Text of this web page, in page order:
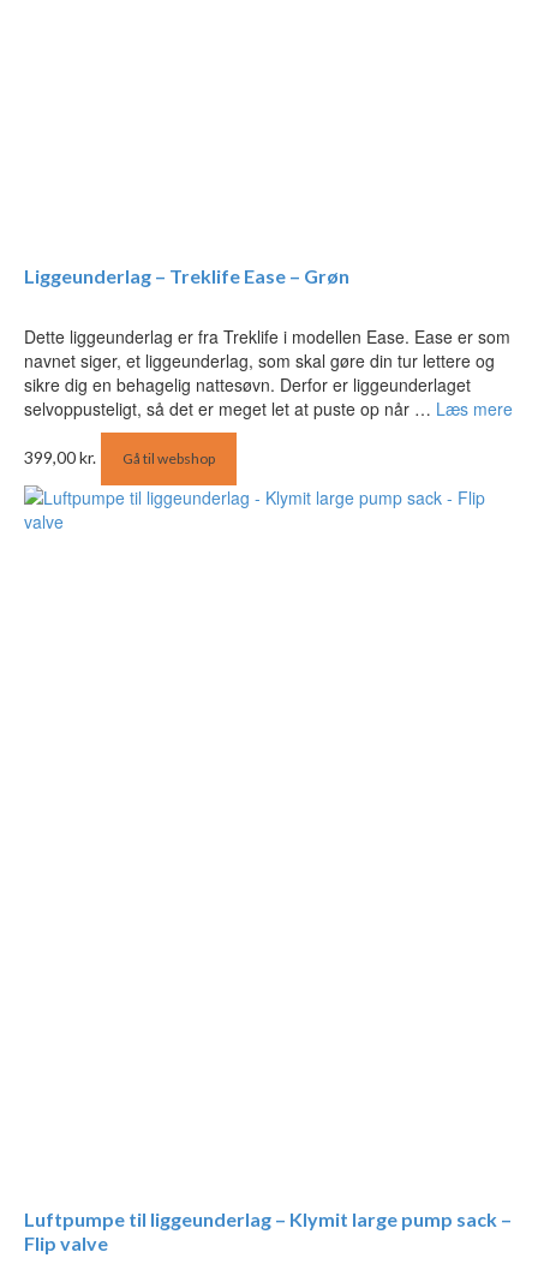
Liggeunderlag – Treklife Ease – Grøn
Dette liggeunderlag er fra Treklife i modellen Ease. Ease er som
navnet siger, et liggeunderlag, som skal gøre din tur lettere og
sikre dig en behagelig nattesøvn. Derfor er liggeunderlaget
selvoppusteligt, så det er meget let at puste op når … Læs mere
399,00kr. Gå til webshop
Luftpumpe til liggeunderlag – Klymit large pump sack –
Flip valve